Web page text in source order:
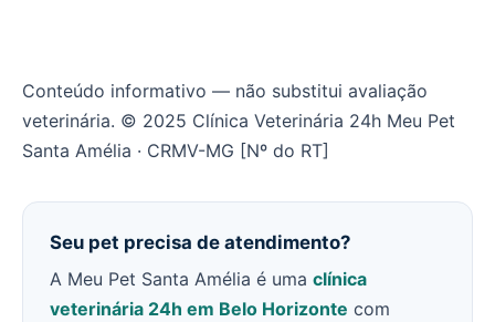
Conteúdo informativo — não substitui avaliação
veterinária. © 2025 Clínica Veterinária 24h Meu Pet
Santa Amélia · CRMV-MG [Nº do RT]
Seu pet precisa de atendimento?
A Meu Pet Santa Amélia é uma clínica
veterinária 24h em Belo Horizonte com